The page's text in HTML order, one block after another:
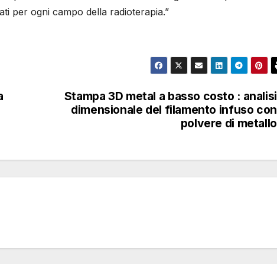
per ogni campo della radioterapia.”
con linee tratteggiate.
Stampa 3D metal a basso costo : analisi
dimensionale del filamento infuso con
polvere di metallo